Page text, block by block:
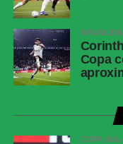
Copa
COPA